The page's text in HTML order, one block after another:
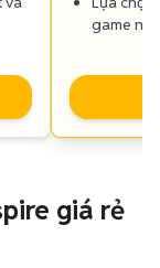
game
giá rẻ